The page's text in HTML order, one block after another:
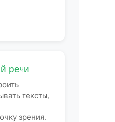
речи
тексты,
зрения.